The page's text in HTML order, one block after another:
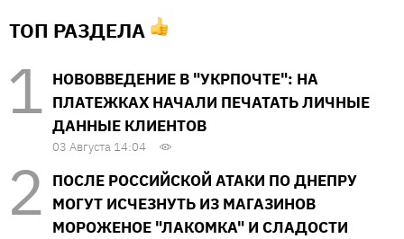
ТОП РАЗДЕЛА
НОВОВВЕДЕНИЕ В "УКРПОЧТЕ": НА
ПЛАТЕЖКАХ НАЧАЛИ ПЕЧАТАТЬ ЛИЧНЫЕ
ДАННЫЕ КЛИЕНТОВ
03 Августа 14:04
ПОСЛЕ РОССИЙСКОЙ АТАКИ ПО ДНЕПРУ
МОГУТ ИСЧЕЗНУТЬ ИЗ МАГАЗИНОВ
МОРОЖЕНОЕ "ЛАКОМКА" И СЛАДОСТИ